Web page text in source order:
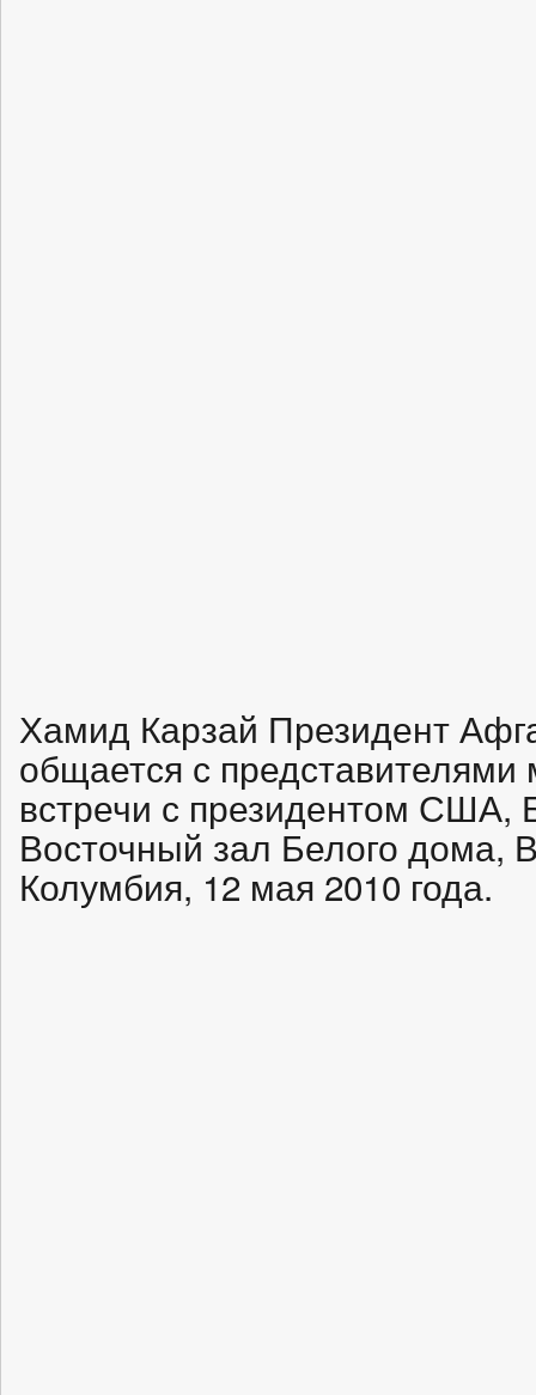
Хамид Карзай Президент
общается с
встречи с президентом США,
Восточный зал Белого дома,
Колумбия, 12 мая 2010 года.